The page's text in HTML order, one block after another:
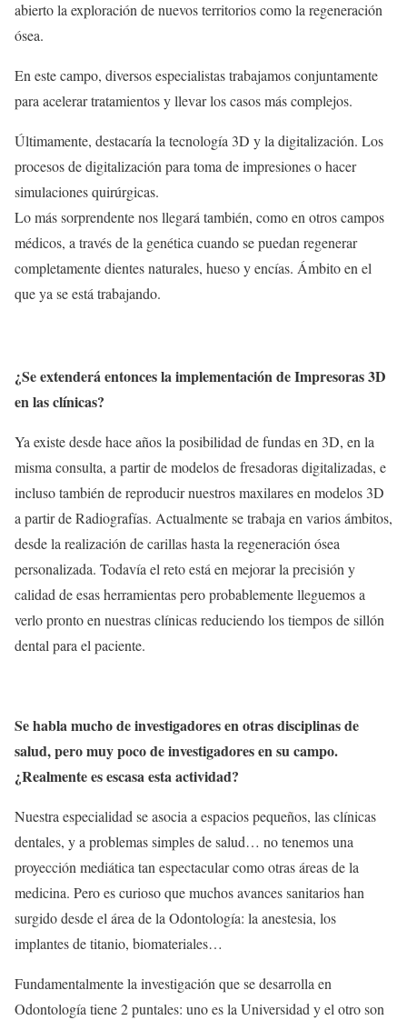
abierto la exploración de nuevos territorios como la regeneración
ósea.
En este campo, diversos especialistas trabajamos conjuntamente
para acelerar tratamientos y llevar los casos más complejos.
Últimamente, destacaría la tecnología 3D y la digitalización. Los
procesos de digitalización para toma de impresiones o hacer
simulaciones quirúrgicas.
Lo más sorprendente nos llegará también, como en otros campos
médicos, a través de la genética cuando se puedan regenerar
completamente dientes naturales, hueso y encías. Ámbito en el
que ya se está trabajando.
¿Se extenderá entonces la implementación de Impresoras 3D
en las clínicas?
Ya existe desde hace años la posibilidad de fundas en 3D, en la
misma consulta, a partir de modelos de fresadoras digitalizadas, e
incluso también de reproducir nuestros maxilares en modelos 3D
a partir de Radiografías. Actualmente se trabaja en varios ámbitos,
desde la realización de carillas hasta la regeneración ósea
personalizada. Todavía el reto está en mejorar la precisión y
calidad de esas herramientas pero probablemente lleguemos a
verlo pronto en nuestras clínicas reduciendo los tiempos de sillón
dental para el paciente.
Se habla mucho de investigadores en otras disciplinas de
salud, pero muy poco de investigadores en su campo.
¿Realmente es escasa esta actividad?
Nuestra especialidad se asocia a espacios pequeños, las clínicas
dentales, y a problemas simples de salud… no tenemos una
proyección mediática tan espectacular como otras áreas de la
medicina. Pero es curioso que muchos avances sanitarios han
surgido desde el área de la Odontología: la anestesia, los
implantes de titanio, biomateriales…
Fundamentalmente la investigación que se desarrolla en
Odontología tiene 2 puntales: uno es la Universidad y el otro son